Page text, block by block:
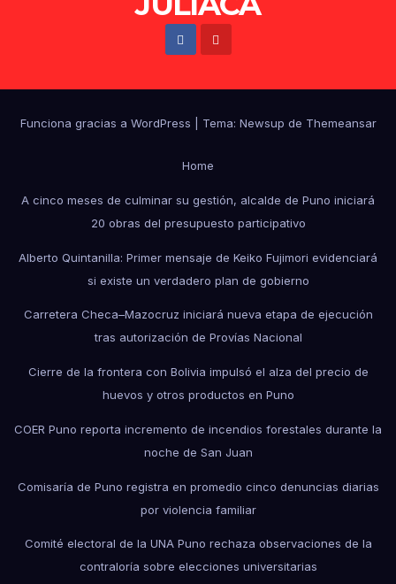
Funciona gracias a WordPress Tema: Newsup de Themeansar
Home
A cinco meses de culminar su gestión, alcalde de Puno iniciará
20 obras del presupuesto participativo
Alberto Quintanilla: Primer mensaje de Keiko Fujimori evidenciará
si existe un verdadero plan de gobierno
Carretera Checa–Mazocruz iniciará nueva etapa de ejecución
tras autorización de Provías Nacional
Cierre de la frontera con Bolivia impulsó el alza del precio de
huevos y otros productos en Puno
COER Puno reporta incremento de incendios forestales durante la
noche de San Juan
Comisaría de Puno registra en promedio cinco denuncias diarias
por violencia familiar
Comité electoral de la UNA Puno rechaza observaciones de la
contraloría sobre elecciones universitarias